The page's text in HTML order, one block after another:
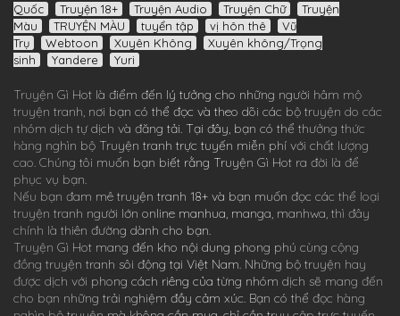
Quốc
Truyện 18+ Truyện Audio Truyện Chữ
Truyện
Màu
TRUYỆN MÀU tuyển tập vị hôn thê
Vũ
Trụ
Webtoon Xuyên Không
Xuyên không/Trọng
sinh
Yandere Yuri
Truyện Gì Hot là điểm đến lý tưởng cho những người hâm mộ
truyện tranh, nơi bạn có thể đọc và theo dõi các bộ truyện do các
nhóm dịch tự dịch và đăng tải. Tại đây, bạn có thể thưởng thức
hàng nghìn bộ Truyện tranh trực tuyến miễn phí với chất lượng
cao. Chúng tôi muốn bạn biết rằng Truyện Gì Hot ra đời là để
phục vụ bạn.
Nếu bạn đam mê truyện tranh 18+ và bạn muốn đọc các thể loại
truyện tranh người lớn online manhua, manga, manhwa, thì đây
chính là thiên đường dành cho bạn.
Truyện Gì Hot mang đến kho nội dung phong phú cùng cộng
đồng truyện tranh sôi động tại Việt Nam. Những bộ truyện hay
được dịch với phong cách riêng của từng nhóm dịch sẽ mang đến
cho bạn những trải nghiệm đầy cảm xúc. Bạn có thể đọc hàng